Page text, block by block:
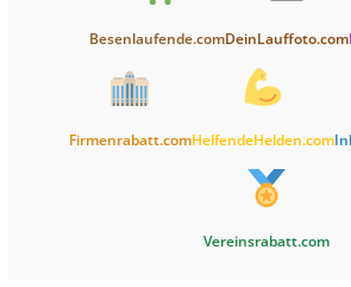
Besenlaufende.comDeinLauffoto.com
Firmenrabatt.comHelfendeHelden.com
Vereinsrabatt.com